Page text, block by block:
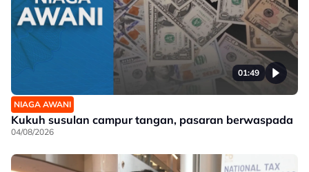
01:49
NIAGA AWANI
Kukuh susulan campur tangan, pasaran berwaspada
04/08/2026